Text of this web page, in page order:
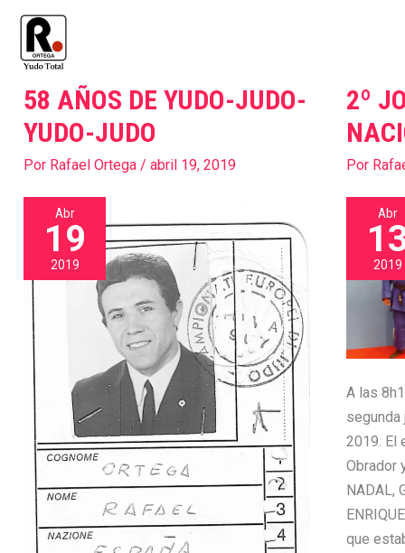
contenido
58 AÑOS DE YUDO-JUDO-
YUDO-JUDO
Por Rafael Ortega / abril 19, 2019
Abr
19
2019
58
AÑOS
DE
YUDO-
JUDO-
YUDO-
2º
Por
Abr
2019
A las
segunda
2019. El
Obrador
NADAL,
que
2º
DE
LA
LIGA
YUNIOR
2019